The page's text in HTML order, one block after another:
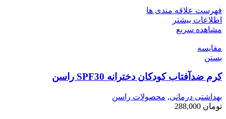
فهرست علاقه مندی ها
اطلاعات بیشتر
مشاهده سریع
مقایسه
بستن
کرم ضدآفتاب کودکان دخترانه SPF30 راسن
بهداشتی درمانی, محصولات راسن
تومان